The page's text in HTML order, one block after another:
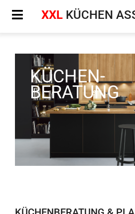
Inhalt
XXL KÜCHEN
KÜCHEN-
BERATUNG